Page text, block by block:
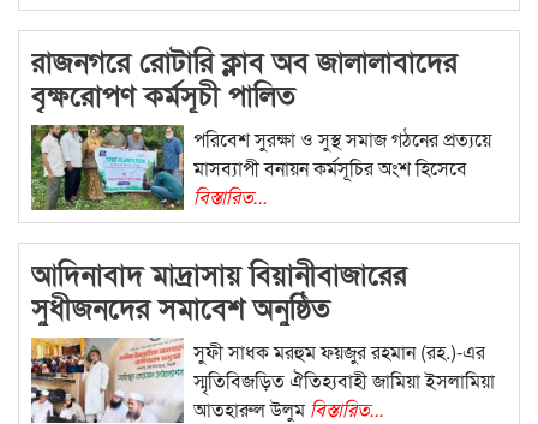
রাজনগরে রোটারি ক্লাব অব জালালাবাদের
বৃক্ষরোপণ কর্মসূচী পালিত
পরিবেশ সুরক্ষা ও সুস্থ সমাজ গঠনের প্রত্যয়ে
মাসব্যাপী বনায়ন কর্মসূচির অংশ হিসেবে
বিস্তারিত...
আদিনাবাদ মাদ্রাসায় বিয়ানীবাজারের
সুধীজনদের সমাবেশ অনুষ্ঠিত
সুফী সাধক মরহুম ফয়জুর রহমান (রহ.)-এর
স্মৃতিবিজড়িত ঐতিহ্যবাহী জামিয়া ইসলামিয়া
আতহারুল উলুমবিস্তারিত...